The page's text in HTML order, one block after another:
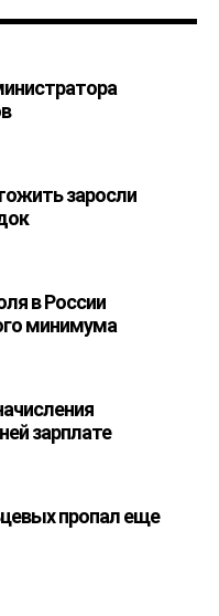
заросли
в России
минимума
зарплате
пропал еще